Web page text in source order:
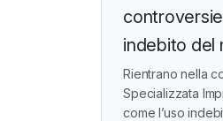
indebito del
Rientrano nella
Specializzata
come l’uso